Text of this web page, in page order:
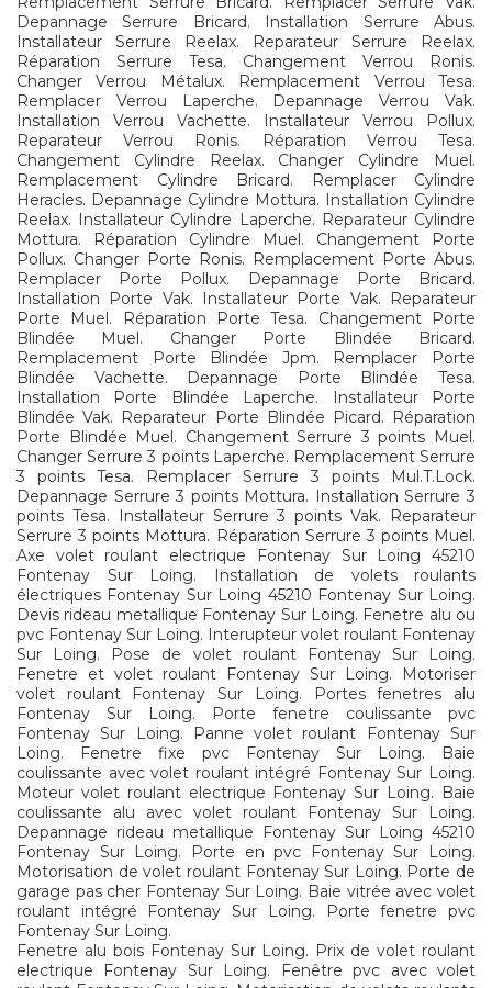
Depannage Serrure Bricard. Installation Serrure Abus.
Installateur Serrure Reelax. Reparateur Serrure Reelax.
Réparation Serrure Tesa. Changement Verrou Ronis.
Changer Verrou Métalux. Remplacement Verrou Tesa.
Remplacer Verrou Laperche. Depannage Verrou Vak.
Installation Verrou Vachette. Installateur Verrou Pollux.
Reparateur Verrou Ronis. Réparation Verrou Tesa.
Changement Cylindre Reelax. Changer Cylindre Muel.
Remplacement Cylindre Bricard. Remplacer Cylindre
Heracles. Depannage Cylindre Mottura. Installation Cylindre
Reelax. Installateur Cylindre Laperche. Reparateur Cylindre
Mottura. Réparation Cylindre Muel. Changement Porte
Pollux. Changer Porte Ronis. Remplacement Porte Abus.
Remplacer Porte Pollux. Depannage Porte Bricard.
Installation Porte Vak. Installateur Porte Vak. Reparateur
Porte Muel. Réparation Porte Tesa. Changement Porte
Blindée Muel. Changer Porte Blindée Bricard.
Remplacement Porte Blindée Jpm. Remplacer Porte
Blindée Vachette. Depannage Porte Blindée Tesa.
Installation Porte Blindée Laperche. Installateur Porte
Blindée Vak. Reparateur Porte Blindée Picard. Réparation
Porte Blindée Muel. Changement Serrure 3 points Muel.
Changer Serrure 3 points Laperche. Remplacement Serrure
3 points Tesa. Remplacer Serrure 3 points Mul.T.Lock.
Depannage Serrure 3 points Mottura. Installation Serrure 3
points Tesa. Installateur Serrure 3 points Vak. Reparateur
Serrure 3 points Mottura. Réparation Serrure 3 points Muel.
Axe volet roulant electrique Fontenay Sur Loing 45210
Fontenay Sur Loing. Installation de volets roulants
électriques Fontenay Sur Loing 45210 Fontenay Sur Loing.
Devis rideau metallique Fontenay Sur Loing. Fenetre alu ou
pvc Fontenay Sur Loing. Interupteur volet roulant Fontenay
Sur Loing. Pose de volet roulant Fontenay Sur Loing.
Fenetre et volet roulant Fontenay Sur Loing. Motoriser
volet roulant Fontenay Sur Loing. Portes fenetres alu
Fontenay Sur Loing. Porte fenetre coulissante pvc
Fontenay Sur Loing. Panne volet roulant Fontenay Sur
Loing. Fenetre fixe pvc Fontenay Sur Loing. Baie
coulissante avec volet roulant intégré Fontenay Sur Loing.
Moteur volet roulant electrique Fontenay Sur Loing. Baie
coulissante alu avec volet roulant Fontenay Sur Loing.
Depannage rideau metallique Fontenay Sur Loing 45210
Fontenay Sur Loing. Porte en pvc Fontenay Sur Loing.
Motorisation de volet roulant Fontenay Sur Loing. Porte de
garage pas cher Fontenay Sur Loing. Baie vitrée avec volet
roulant intégré Fontenay Sur Loing. Porte fenetre pvc
Fontenay Sur Loing.
Fenetre alu bois Fontenay Sur Loing. Prix de volet roulant
electrique Fontenay Sur Loing. Fenêtre pvc avec volet